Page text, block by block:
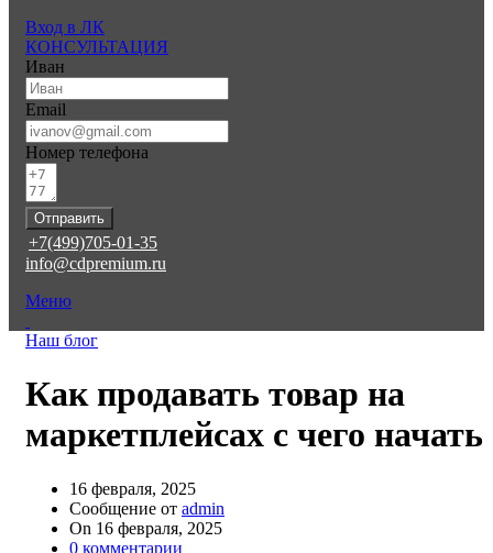
Вход в ЛК
КОНСУЛЬТАЦИЯ
Иван
Email
Номер телефона
Отправить
+7(499)705-01-35
info@cdpremium.ru
Меню
Наш блог
Как продавать товар на
маркетплейсах с чего начать
16 февраля, 2025
Сообщение от admin
On 16 февраля, 2025
0 комментарии